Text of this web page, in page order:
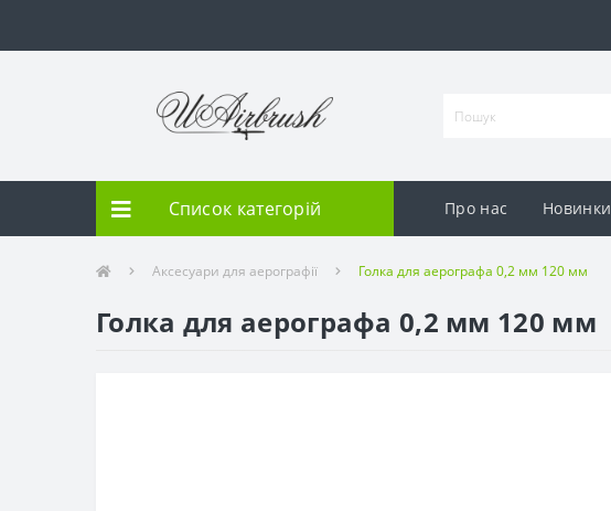
Список категорій Про нас Новинки
Аксесуари для аерографії Голка для аерографа 0,2 мм 120 мм
Голка для аерографа 0,2 мм 120 мм